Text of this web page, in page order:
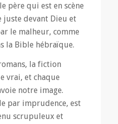
père qui est en scène
juste devant Dieu et
le malheur, comme
la Bible hébraïque.
la fiction
vrai, et chaque
notre image.
par imprudence, est
scrupuleux et